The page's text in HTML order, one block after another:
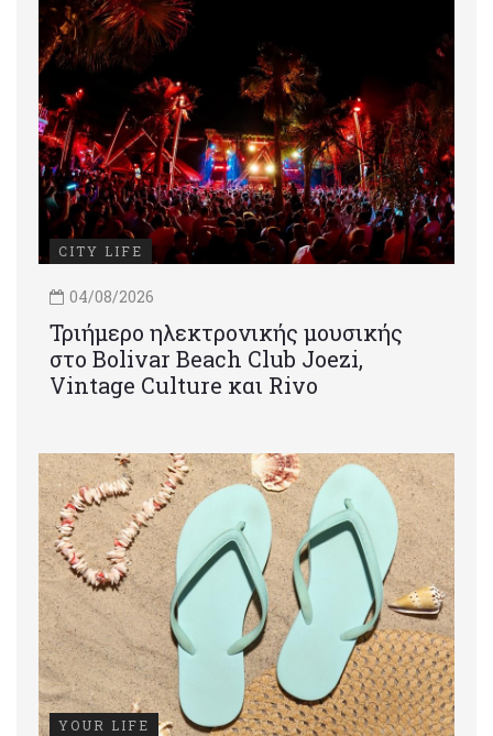
CITY LIFE
04/08/2026
Τριήμερο ηλεκτρονικής μουσικής
στο Bolivar Beach Club Joezi,
Vintage Culture και Rivo
YOUR LIFE